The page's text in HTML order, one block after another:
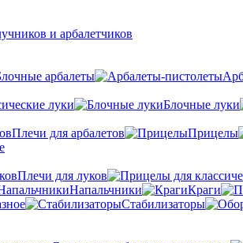
и арбалетчиков
арбалеты
луки Блочные луки
Плечи для арбалетов Прицелы
Плечи для луков
Напальчники Краги
Стабилизаторы